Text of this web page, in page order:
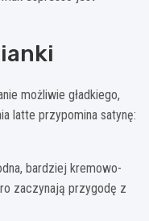
możliwie gładkiego,
latte przypomina satynę:
bardziej kremowo-
zaczynają przygodę z